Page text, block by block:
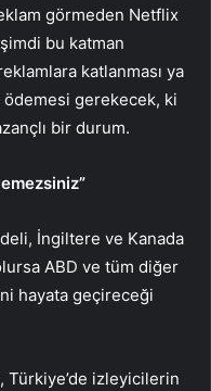
görmeden Netflix
bu katman
katlanması ya
gerekecek, ki
bir durum.
İngiltere ve Kanada
ABD ve tüm diğer
hayata geçireceği
Türkiye’de izleyicilerin